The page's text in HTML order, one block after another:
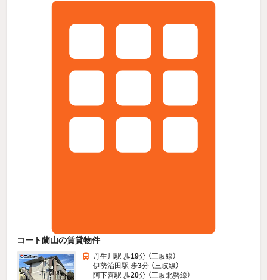
コート蘭山の賃貸物件
丹生川駅 歩19分 （三岐線）
伊勢治田駅 歩3分 （三岐線）
阿下喜駅 歩20分 （三岐北勢線）